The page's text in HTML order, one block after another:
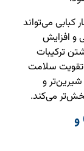
می‌تواند
و افزایش
ترکیبات
تقویت سلامت
و
می‌کند.
فلفل دلمه‌ای کبابی؛ بمب ویتامین C و